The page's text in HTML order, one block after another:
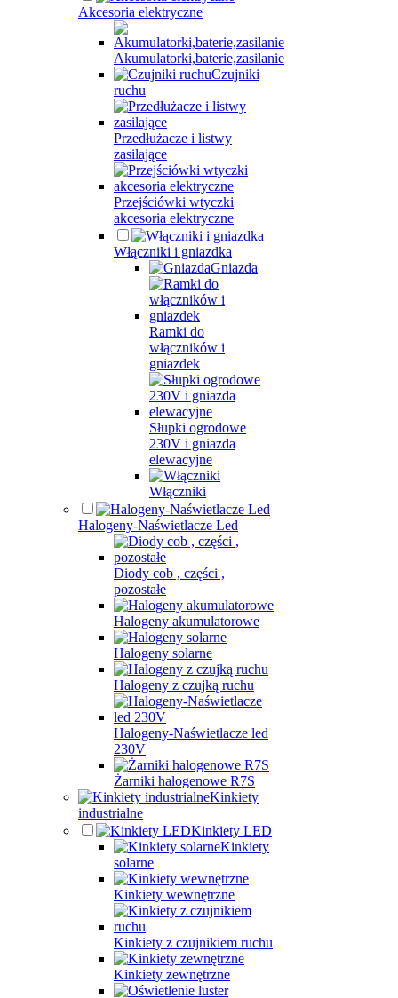
Akcesoria elektryczne
Akumulatorki,baterie,zasilanie
Czujniki
ruchu
Przedłużacze i listwy
zasilające
Przejściówki wtyczki
akcesoria elektryczne
Włączniki i gniazdka
Gniazda
Ramki do
włączników i
gniazdek
Słupki ogrodowe
230V i gniazda
elewacyjne
Włączniki
Halogeny-Naświetlacze Led
Diody cob , części ,
pozostałe
Halogeny akumulatorowe
Halogeny solarne
Halogeny z czujką ruchu
Halogeny-Naświetlacze led
230V
Żarniki halogenowe R7S
Kinkiety
industrialne
Kinkiety LED
Kinkiety
solarne
Kinkiety wewnętrzne
Kinkiety z czujnikiem ruchu
Kinkiety zewnętrzne